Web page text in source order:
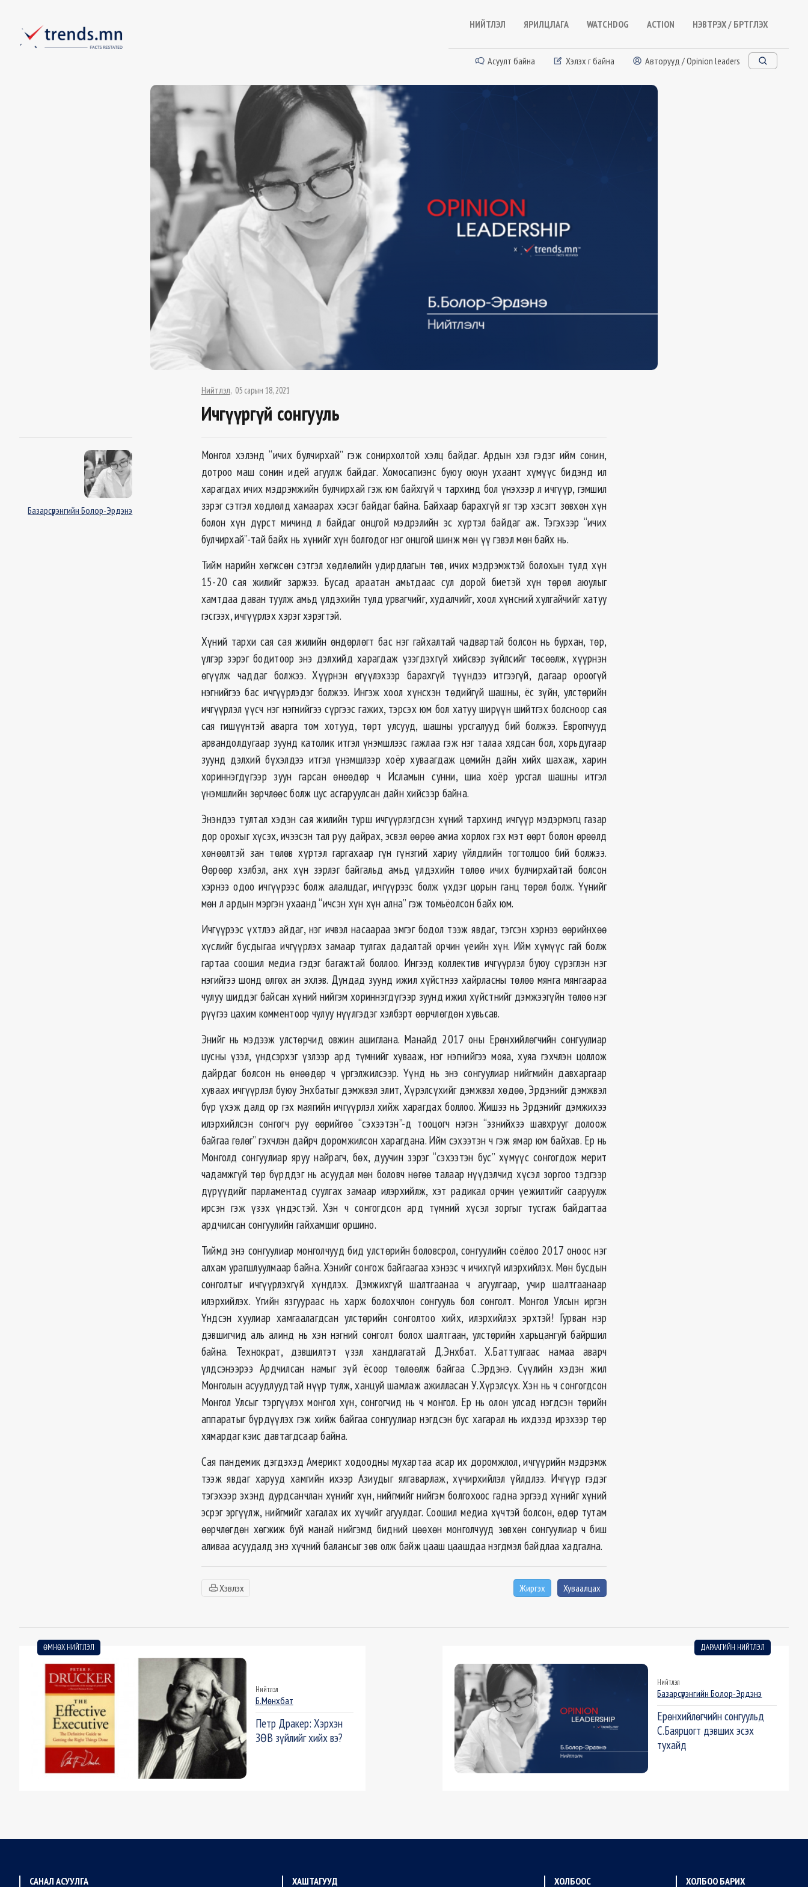
НИЙТЛЭЛ ЯРИЛЦЛАГА WATCHDOG ACTION НЭВТРЭХ / БҮРТГҮҮЛЭХ
Асуулт байна Хэлэх үг байна Авторууд / Opinion leaders
Нийтлэл 05 сарын 18, 2021
Ичгүүргүй сонгууль
Базарсүрэнгийн Болор-Эрдэнэ
Монгол хэлэнд “ичих булчирхай” гэж сонирхолтой хэлц байдаг. Ардын хэл гэдэг ийм сонин,
дотроо маш сонин идей агуулж байдаг. Хомосапиэнс буюу оюун ухаант хүмүүс бидэнд ил
харагдах ичих мэдрэмжийн булчирхай гэж юм байхгүй ч тархинд бол үнэхээр л ичгүүр, гэмшил
зэрэг сэтгэл хөдлөлд хамаарах хэсэг байдаг байна. Байхаар барахгүй яг тэр хэсэгт зөвхөн хүн
болон хүн дүрст мичинд л байдаг онцгой мэдрэлийн эс хүртэл байдаг аж. Тэгэхээр “ичих
булчирхай”-тай байх нь хүнийг хүн болгодог нэг онцгой шинж мөн үү гэвэл мөн байх нь.
Тийм нарийн хөгжсөн сэтгэл хөдлөлийн удирдлагын төв, ичих мэдрэмжтэй болохын тулд хүн
15-20 сая жилийг заржээ. Бусад араатан амьтдаас сул дорой биетэй хүн төрөл аюулыг
хамтдаа даван туулж амьд үлдэхийн тулд урвагчийг, худалчийг, хоол хүнсний хулгайчийг хатуу
гэсгээх, ичгүүрлэх хэрэг хэрэгтэй.
Хүний тархи сая сая жилийн өндөрлөгт бас нэг гайхалтай чадвартай болсон нь бурхан, төр,
үлгэр зэрэг бодитоор энэ дэлхийд харагдаж үзэгдэхгүй хийсвэр зүйлсийг төсөөлж, хүүрнэн
өгүүлж чаддаг болжээ. Хүүрнэн өгүүлэхээр барахгүй түүндээ итгээгүй, дагаар ороогүй
нэгнийгээ бас ичгүүрлэдэг болжээ. Ингэж хоол хүнсхэн төдийгүй шашны, ёс зүйн, улстөрийн
ичгүүрлэл үүсч нэг нэгнийгээ сүргээс гажих, тэрсэх юм бол хатуу ширүүн шийтгэх болсноор сая
сая гишүүнтэй аварга том хотууд, төрт улсууд, шашны урсгалууд бий болжээ. Европчууд
арвандолдугаар зуунд католик итгэл үнэмшлээс гажлаа гэж нэг талаа хядсан бол, хорьдугаар
зуунд дэлхий бүхэлдээ итгэл үнэмшлээр хоёр хуваагдаж цөмийн дайн хийх шахаж, харин
хориннэгдүгээр зуун гарсан өнөөдөр ч Исламын сунни, шиа хоёр урсгал шашны итгэл
үнэмшлийн зөрчлөөс болж цус асгаруулсан дайн хийсээр байна.
Энэндээ тултал хэдэн сая жилийн турш ичгүүрлэгдсэн хүний тархинд ичгүүр мэдэрмэгц газар
дор орохыг хүсэх, ичээсэн тал руу дайрах, эсвэл өөрөө амиа хорлох гэх мэт өөрт болон өрөөлд
хөнөөлтэй зан төлөв хүртэл гаргахаар гүн гүнзгий хариу үйлдлийн тогтолцоо бий болжээ.
Өөрөөр хэлбэл, анх хүн зэрлэг байгальд амьд үлдэхийн төлөө ичих булчирхайтай болсон
хэрнээ одоо ичгүүрээс болж алалцдаг, ичгүүрээс болж үхдэг цорын ганц төрөл болж. Үүнийг
мөн л ардын мэргэн ухаанд “ичсэн хүн хүн ална” гэж томьёолсон байх юм.
Ичгүүрээс үхтлээ айдаг, нэг ичвэл насаараа эмгэг бодол тээж явдаг, тэгсэн хэрнээ өөрийнхөө
хүслийг бусдыгаа ичгүүрлэх замаар тулгах дадалтай орчин үеийн хүн. Ийм хүмүүс гай болж
гартаа соошил медиа гэдэг багажтай боллоо. Ингээд коллектив ичгүүрлэл буюу сүрэглэн нэг
нэгийгээ шонд өлгөх ан эхлэв. Дундад зуунд ижил хүйстнээ хайрласны төлөө мянга мянгаараа
чулуу шиддэг байсан хүний нийгэм хориннэгдүгээр зуунд ижил хүйстнийг дэмжээгүйн төлөө нэг
рүүгээ цахим комментоор чулуу нүүлгэдэг хэлбэрт өөрчлөгдөн хувьсав.
Энийг нь мэдээж улстөрчид овжин ашиглана. Манайд 2017 оны Ерөнхийлөгчийн сонгуулиар
цусны үзэл, үндсэрхэг үзлээр ард түмнийг хувааж, нэг нэгнийгээ мояа, хуяа гэхчлэн цоллож
дайрдаг болсон нь өнөөдөр ч үргэлжилсээр. Үүнд нь энэ сонгуулиар нийгмийн давхаргаар
хуваах ичгүүрлэл буюу Энхбатыг дэмжвэл элит, Хүрэлсүхийг дэмжвэл хөдөө, Эрдэнийг дэмжвэл
бүр үхэж далд ор гэх маягийн ичгүүрлэл хийж харагдах боллоо. Жишээ нь Эрдэнийг дэмжихээ
илэрхийлсэн сонгогч руу өөрийгөө “сэхээтэн”-д тооцогч нэгэн “эзнийхээ шавхрууг долоож
байгаа гөлөг” гэхчлэн дайрч доромжилсон харагдана. Ийм сэхээтэн ч гэж ямар юм байхав. Ер нь
Монголд сонгуулиар яруу найрагч, бөх, дуучин зэрэг “сэхээтэн бус” хүмүүс сонгогдож мерит
чадамжгүй төр бүрддэг нь асуудал мөн боловч нөгөө талаар нүүдэлчид хүсэл зоргоо тэдгээр
дүрүүдийг парламентад суулгах замаар илэрхийлж, хэт радикал орчин үежилтийг сааруулж
ирсэн гэж үзэх үндэстэй. Хэн ч сонгогдсон ард түмний хүсэл зоргыг тусгаж байдагтаа
ардчилсан сонгуулийн гайхамшиг оршино.
Тиймд энэ сонгуулиар монголчууд бид улстөрийн боловсрол, сонгуулийн соёлоо 2017 оноос нэг
алхам урагшлуулмаар байна. Хэнийг сонгож байгаагаа хэнээс ч ичихгүй илэрхийлэх. Мөн бусдын
сонголтыг ичгүүрлэхгүй хүндлэх. Дэмжихгүй шалтгаанаа ч агуулгаар, учир шалтгаанаар
илэрхийлэх. Үгийн язгуураас нь харж болохчлон сонгууль бол сонголт. Монгол Улсын иргэн
Үндсэн хуулиар хамгаалагдсан улстөрийн сонголтоо хийх, илэрхийлэх эрхтэй! Гурван нэр
дэвшигчид аль алинд нь хэн нэгний сонголт болох шалтгаан, улстөрийн харьцангуй байршил
байна. Технократ, дэвшилтэт үзэл хандлагатай Д.Энхбат. Х.Баттулгаас намаа аварч
үлдсэнээрээ Ардчилсан намыг зүй ёсоор төлөөлж байгаа С.Эрдэнэ. Сүүлийн хэдэн жил
Монголын асуудлуудтай нүүр тулж, ханцуй шамлаж ажилласан У.Хүрэлсүх. Хэн нь ч сонгогдсон
Монгол Улсыг тэргүүлэх монгол хүн, сонгогчид нь ч монгол. Ер нь олон улсад нэгдсэн төрийн
аппаратыг бүрдүүлэх гэж хийж байгаа сонгуулиар нэгдсэн бус хагарал нь ихдээд ирэхээр төр
хямардаг кэис давтагдсаар байна.
Сая пандемик дэгдэхэд Америкт ходоодны мухартаа асар их доромжлол, ичгүүрийн мэдрэмж
тээж явдаг харууд хамгийн ихээр Азиудыг ялгаварлаж, хүчирхийлэл үйлдлээ. Ичгүүр гэдэг
тэгэхээр эхэнд дурдсанчлан хүнийг хүн, нийгмийг нийгэм болгохоос гадна эргээд хүнийг хүний
эсрэг эргүүлж, нийгмийг хагалах их хүчийг агуулдаг. Соошил медиа хүчтэй болсон, өдөр тутам
өөрчлөгдөн хөгжиж буй манай нийгэмд бидний цөөхөн монголчууд зөвхөн сонгуулиар ч биш
аливаа асуудалд энэ хүчний балансыг зөв олж байж цааш цаашдаа нэгдмэл байдлаа хадгална.
Хэвлэх Жиргэх Хуваалцах
ӨМНӨХ НИЙТЛЭЛ
Нийтлэл
Б.Мөнхбат
Петр Дракер: Хэрхэн
ЗӨВ зүйлийг хийх вэ?
ДАРААГИЙН НИЙТЛЭЛ
Нийтлэл
Базарсүрэнгийн Болор-Эрдэнэ
Ерөнхийлөгчийн сонгуульд
С.Баярцогт дэвших эсэх
тухайд
САНАЛ АСУУЛГА ХАШТАГУУД ХОЛБООС ХОЛБОО БАРИХ